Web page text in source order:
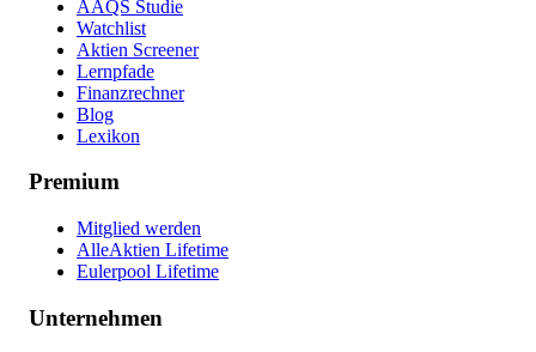
AAQS Studie
Watchlist
Aktien Screener
Lernpfade
Finanzrechner
Blog
Lexikon
Premium
Mitglied werden
AlleAktien Lifetime
Eulerpool Lifetime
Unternehmen